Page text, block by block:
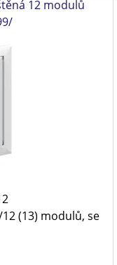
12 modulů
(13) modulů, se